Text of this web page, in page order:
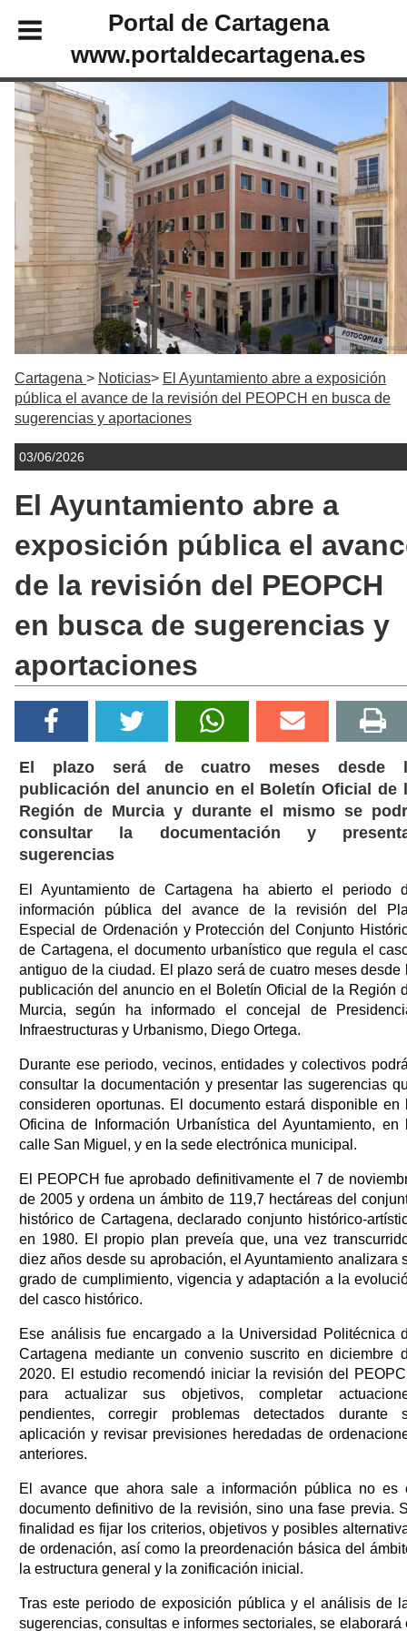
Portal de Cartagena
www.portaldecartagena.es
Cartagena Noticias
El Ayuntamiento abre a exposición
pública el avance de la revisión del PEOPCH en busca de
sugerencias y aportaciones
03/06/2026
El Ayuntamiento abre a
exposición pública el
de la revisión del PEOPCH
en busca de sugerencias y
aportaciones
El plazo será de cuatro meses desde
publicación del anuncio en el Boletín Oficial de
Región de Murcia y durante el mismo se
consultar la documentación y
sugerencias
El Ayuntamiento de Cartagena ha abierto el periodo
información pública del avance de la revisión del
Especial de Ordenación y Protección del Conjunto
de Cartagena, el documento urbanístico que regula el
antiguo de la ciudad. El plazo será de cuatro meses desde
publicación del anuncio en el Boletín Oficial de la Región
Murcia, según ha informado el concejal de
Infraestructuras y Urbanismo, Diego Ortega.
Durante ese periodo, vecinos, entidades y colectivos
consultar la documentación y presentar las sugerencias
consideren oportunas. El documento estará disponible en
Oficina de Información Urbanística del Ayuntamiento, en
calle San Miguel, y en la sede electrónica municipal.
El PEOPCH fue aprobado definitivamente el 7 de
de 2005 y ordena un ámbito de 119,7 hectáreas del
histórico de Cartagena, declarado conjunto histórico-
en 1980. El propio plan preveía que, una vez
diez años desde su aprobación, el Ayuntamiento analizara
grado de cumplimiento, vigencia y adaptación a la
del casco histórico.
Ese análisis fue encargado a la Universidad Politécnica
Cartagena mediante un convenio suscrito en diciembre
2020. El estudio recomendó iniciar la revisión del
para actualizar sus objetivos, completar
pendientes, corregir problemas detectados durante
aplicación y revisar previsiones heredadas de
anteriores.
El avance que ahora sale a información pública no es
documento definitivo de la revisión, sino una fase previa.
finalidad es fijar los criterios, objetivos y posibles
de ordenación, así como la preordenación básica del
la estructura general y la zonificación inicial.
Tras este periodo de exposición pública y el análisis de
sugerencias, consultas e informes sectoriales, se elaborará